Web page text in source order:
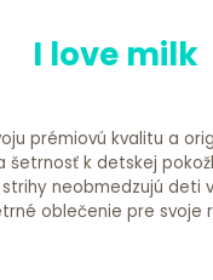
I love milk
prémiovú kvalitu a
k detskej
neobmedzujú deti
oblečenie pre svoje